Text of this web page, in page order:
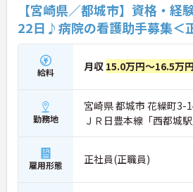
【宮崎県／都城市】資格・
22日♪病院の看護助手募集＜
給料 月収 15.0万円～16.5万円
勤務地
宮崎県 都城市 花繰町3-
ＪＲ日豊本線「西都城
雇用形態 正社員(正職員)